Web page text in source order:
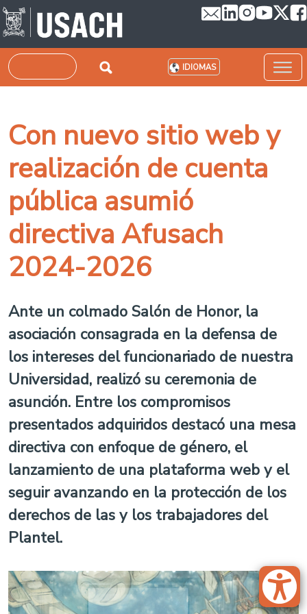
Pasar al contenido principal
Buscar IDIOMAS
Con nuevo sitio web y
realización de cuenta
pública asumió
directiva Afusach
2024-2026
Ante un colmado Salón de Honor, la
asociación consagrada en la defensa de
los intereses del funcionariado de nuestra
Universidad, realizó su ceremonia de
asunción. Entre los compromisos
presentados adquiridos destacó una mesa
directiva con enfoque de género, el
lanzamiento de una plataforma web y el
seguir avanzando en la protección de los
derechos de las y los trabajadores del
Plantel.